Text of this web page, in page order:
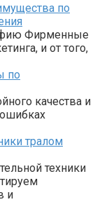
по
Фирменные
и от того,
по
качества и
тралом
техники
и